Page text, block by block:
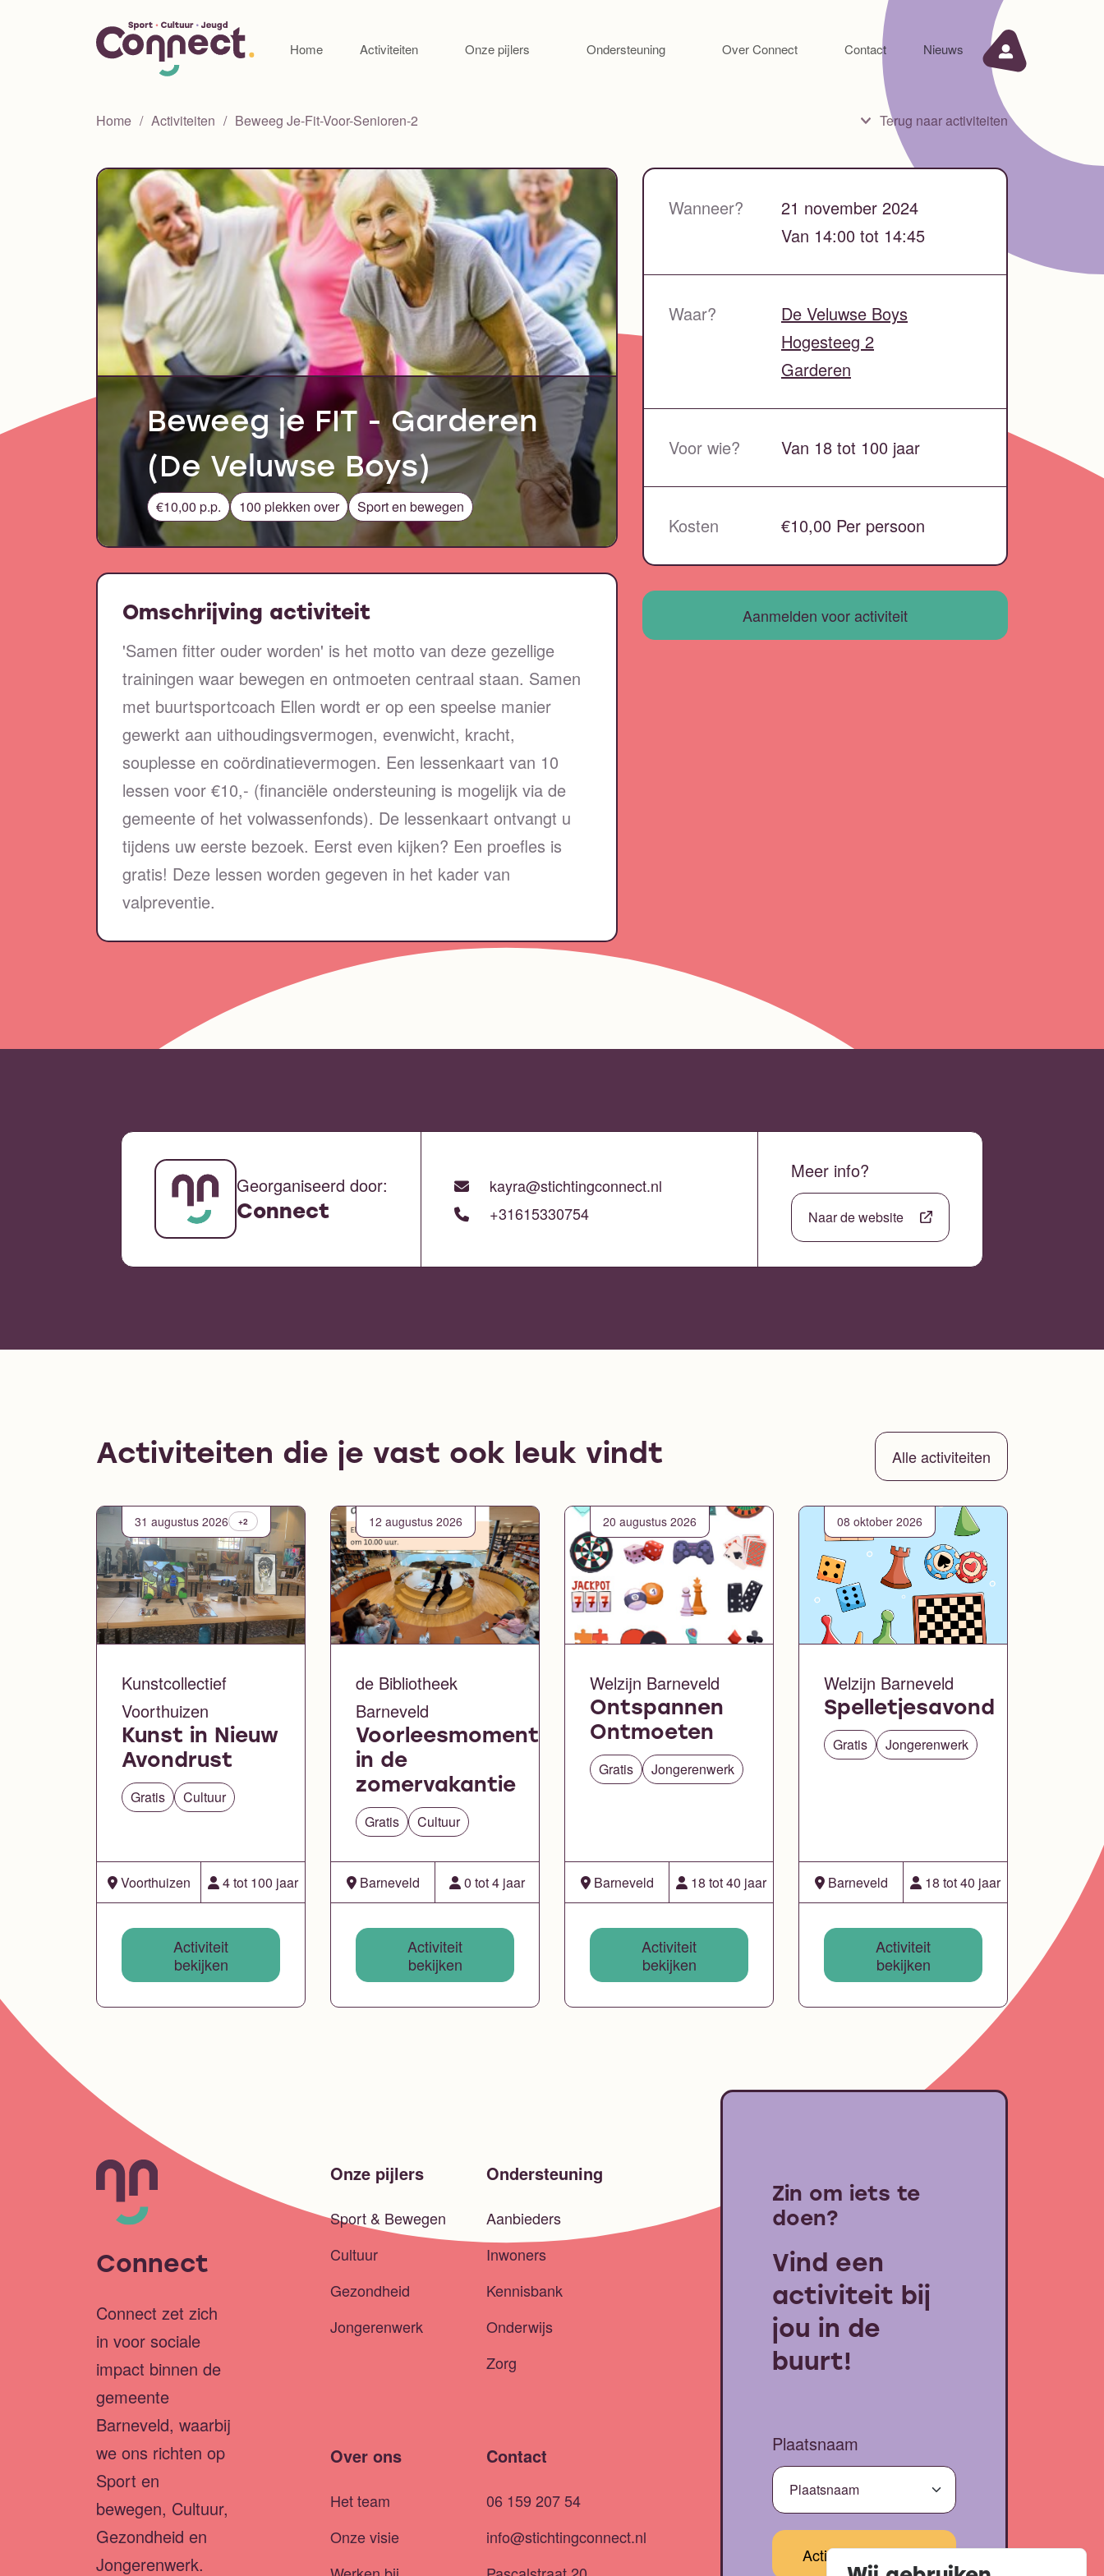
Home Activiteiten Onze pijlers Ondersteuning Over Connect Contact Nieuws
Home Activiteiten Beweeg Je-Fit-Voor-Senioren-2 Terug naar activiteiten
Beweeg je FIT - Garderen
(De Veluwse Boys)
€10,00 p.p. 100 plekken over Sport en bewegen
Omschrijving activiteit
'Samen fitter ouder worden' is het motto van deze gezellige
trainingen waar bewegen en ontmoeten centraal staan. Samen
met buurtsportcoach Ellen wordt er op een speelse manier
gewerkt aan uithoudingsvermogen, evenwicht, kracht,
souplesse en coördinatievermogen. Een lessenkaart van 10
lessen voor €10,- (financiële ondersteuning is mogelijk via de
gemeente of het volwassenfonds). De lessenkaart ontvangt u
tijdens uw eerste bezoek. Eerst even kijken? Een proefles is
gratis! Deze lessen worden gegeven in het kader van
valpreventie.
Wanneer?
21 november 2024
Van 14:00 tot 14:45
Waar?
De Veluwse Boys
Hogesteeg 2
Garderen
Voor wie? Van 18 tot 100 jaar
Kosten €10,00 Per persoon
Aanmelden voor activiteit
Georganiseerd door:
Connect
kayra@stichtingconnect.nl
+31615330754
Meer info?
Naar de website
Activiteiten die je vast ook leuk vindt Alle activiteiten
31 augustus 2026 +2
Kunstcollectief
Voorthuizen
Kunst in Nieuw
Avondrust
Gratis Cultuur
Voorthuizen 4 tot 100 jaar
Activiteit
bekijken
12 augustus 2026
de Bibliotheek
Barneveld
Voorleesmomentje
in de
zomervakantie
Gratis Cultuur
Barneveld 0 tot 4 jaar
Activiteit
bekijken
20 augustus 2026
Welzijn Barneveld
Ontspannen
Ontmoeten
Gratis Jongerenwerk
Barneveld 18 tot 40 jaar
Activiteit
bekijken
08 oktober 2026
Welzijn Barneveld
Spelletjesavond
Gratis Jongerenwerk
Barneveld 18 tot 40 jaar
Activiteit
bekijken
Connect
Connect zet zich
in voor sociale
impact binnen de
gemeente
Barneveld, waarbij
we ons richten op
Sport en
bewegen, Cultuur,
Gezondheid en
Jongerenwerk.
Onze pijlers
Sport & Bewegen
Cultuur
Gezondheid
Jongerenwerk
Ondersteuning
Aanbieders
Inwoners
Kennisbank
Onderwijs
Zorg
Over ons
Het team
Onze visie
Contact
06 159 207 54
info@stichtingconnect.nl
Zin om iets te
doen?
Vind een
activiteit bij
jou in de
buurt!
Plaatsnaam